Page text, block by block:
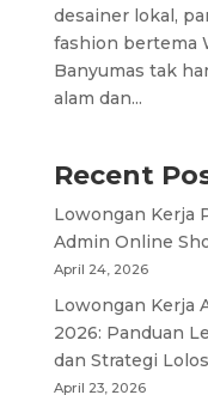
desainer lokal,
fashion bertema
Banyumas tak
alam dan...
Recent
Lowongan Kerja
Admin Online
April 24, 2026
Lowongan Kerja
2026: Panduan
dan Strategi
April 23, 2026